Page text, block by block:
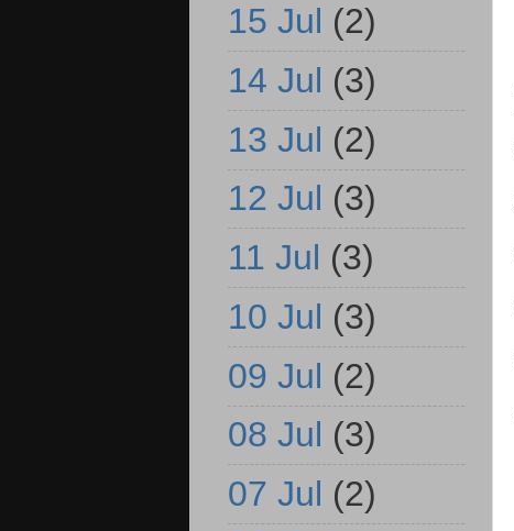
15 Jul (2)
14 Jul (3)
13 Jul (2)
12 Jul (3)
11 Jul (3)
10 Jul (3)
09 Jul (2)
08 Jul (3)
07 Jul (2)